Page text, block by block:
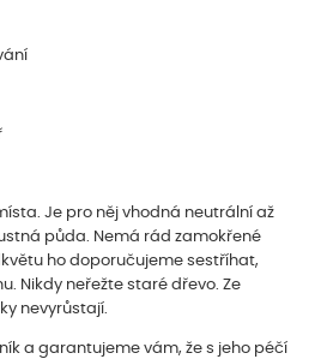
Je pro něj vhodná neutrální až
půda. Nemá rád zamokřené
ho doporučujeme sestříhat,
Nikdy neřežte staré dřevo. Ze
nevyrůstají.
a garantujeme vám, že s jeho péčí